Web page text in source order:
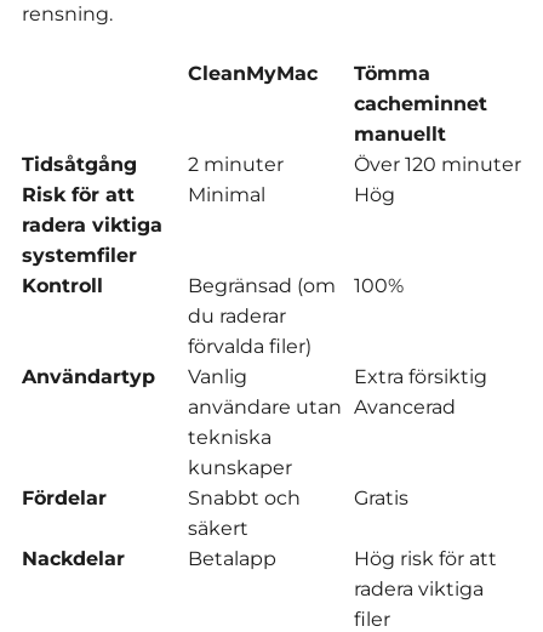
rensning.
CleanMyMac
Tömma
cacheminnet
manuellt
Tidsåtgång
2 minuter
Över 120 minuter
Risk för att
radera viktiga
systemfiler
Minimal Hög
Kontroll
Begränsad (om
du raderar
förvalda filer)
100%
Användartyp
Vanlig
användare utan
tekniska
kunskaper
Extra försiktig
Avancerad
Fördelar
Snabbt och
säkert
Gratis
Nackdelar Betalapp
Hög risk för att
radera viktiga
filer